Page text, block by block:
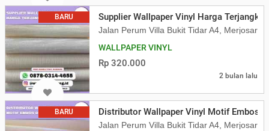
BARU Supplier Wallpaper Vinyl Harga
Jalan Perum Villa Bukit Tidar A4, Merjosari,
WALLPAPER VINYL
Rp 320.000
2 bulan lalu
BARU Distributor Wallpaper Vinyl Motif Embos
Jalan Perum Villa Bukit Tidar A4, Merjosari,